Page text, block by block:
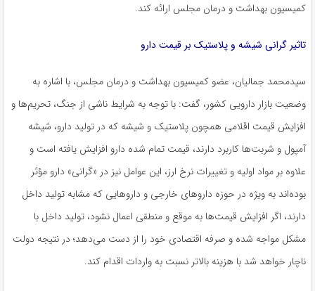
کمیسیون بهداشت و درمان مجلس ارائه کند.
تاثیر گرانی شیشه و پلاستیک بر قیمت دارو
سیدمحمد جمالیان، عضو کمیسیون بهداشت و درمان مجلس، با اشاره به
وضعیت بازار دارویی کشور، گفت: با توجه به شرایط ناشی از جنگ، تحریم‌ها و
افزایش قیمت اقلامی همچون پلاستیک و شیشه که در تولید دارو، شیشه
آمپول و شربت‌ها کاربرد دارند، قیمت تمام‌ شده دارو افزایش یافته است و
علاوه بر مواد اولیه و تغییرات نرخ ارز، این عوامل نیز در «گرانی» دارو مؤثر
بوده‌اند به‌ ویژه در حوزه داروهای خارجی و داروهایی که مشابه تولید داخل
دارند، اگر افزایش قیمت‌ها به موقع و منطقی اعمال نشود، تولید داخل با
مشکل مواجه شده و صرفه اقتصادی خود را از دست می‌دهد؛ در نتیجه دولت
ناچار خواهد شد با هزینه بالاتر نسبت به واردات اقدام کند.